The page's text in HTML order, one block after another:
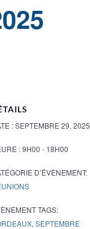
:SEPTEMBRE 29, 2025
:9H00 - 18H00
D’ÉVÈNEMENT:
TAGS:
, SEPTEMBRE